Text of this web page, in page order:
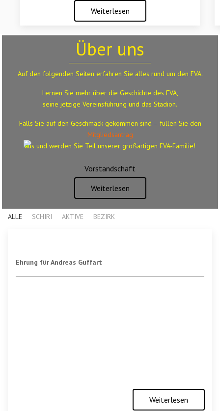
Weiterlesen
Über uns
Auf den folgenden Seiten erfahren Sie alles rund um den FVA.
Lernen Sie mehr über die Geschichte des FVA,
seine jetzige Vereinsführung und das Stadion.
Falls Sie auf den Geschmack gekommen sind – füllen Sie den
Mitgliedsantrag
aus und werden Sie Teil unserer großartigen FVA-Familie!
Vorstandschaft
Weiterlesen
ALLE SCHIRI AKTIVE BEZIRK
Ehrung für Andreas Guffart
Weiterlesen